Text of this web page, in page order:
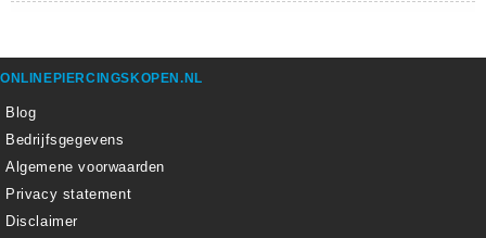
ONLINEPIERCINGSKOPEN.NL
Blog
Bedrijfsgegevens
Algemene voorwaarden
Privacy statement
Disclaimer